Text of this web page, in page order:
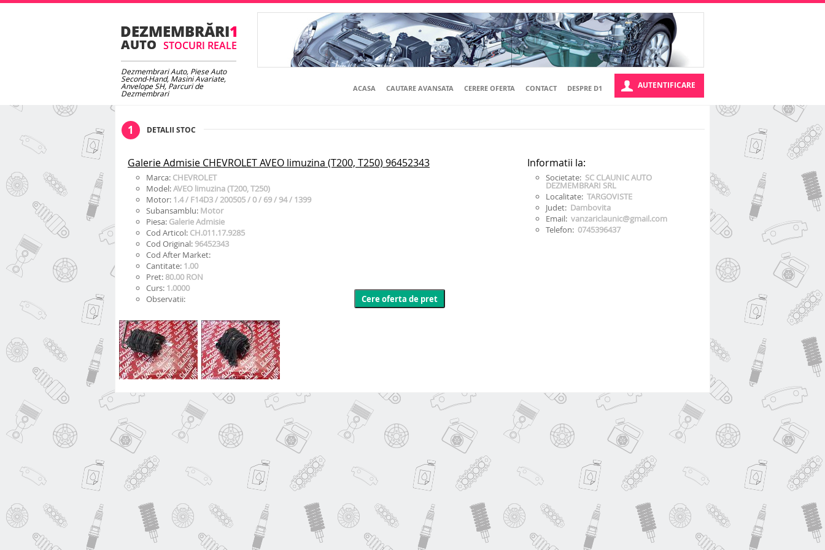
Dezmembrari Auto, Piese Auto
Second-Hand, Masini Avariate,
Anvelope SH, Parcuri de
Dezmembrari
AUTENTIFICARE
ACASA CAUTARE AVANSATA CERERE OFERTA CONTACT DESPRE D1
DETALII STOC
1
Galerie Admisie CHEVROLET AVEO limuzina (T200, T250) 96452343
Marca: CHEVROLET
Model:AVEO limuzina (T200, T250)
Motor: 1.4 / F14D3 / 200505 / 0 / 69 / 94 / 1399
Subansamblu: Motor
Piesa: Galerie Admisie
Cod Articol: CH.011.17.9285
Cod Original: 96452343
Cod After Market:
Cantitate: 1.00
Pret: 80.00 RON
Curs: 1.0000
Observatii:
Cere oferta de pret
Informatii la:
Societate: SC CLAUNIC AUTO
DEZMEMBRARI SRL
Localitate: TARGOVISTE
Judet: Dambovita
Email: vanzariclaunic@gmail.com
Telefon: 0745396437